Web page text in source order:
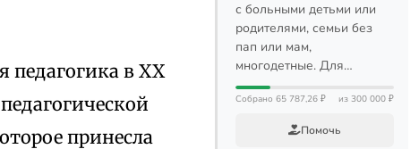
педагогика в XX
принесла
с больными детьми или
родителями, семьи без
пап или мам,
многодетные. Для…
Собрано 65 787,26 ₽ из 300 000 ₽
Помочь